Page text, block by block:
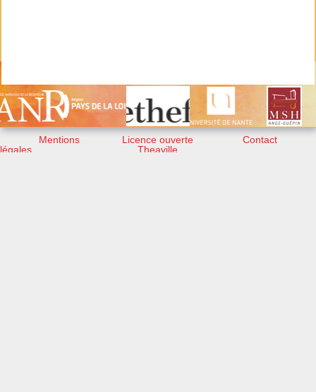
Mentions
légales
Licence ouverte
Theaville
Contact